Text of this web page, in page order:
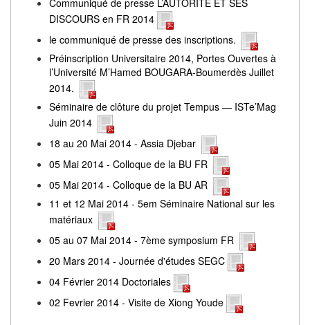
Communiqué de presse L’AUTORITE ET SES
DISCOURS en FR 2014
le communiqué de presse des inscriptions.
Préinscription Universitaire 2014, Portes Ouvertes à
l’Université M’Hamed BOUGARA-Boumerdès Juillet
2014.
Séminaire de clôture du projet Tempus — ISTe’Mag
Juin 2014
18 au 20 Mai 2014 - Assia Djebar
05 Mai 2014 - Colloque de la BU FR
05 Mai 2014 - Colloque de la BU AR
11 et 12 Mai 2014 - 5em Séminaire National sur les
matériaux
05 au 07 Mai 2014 - 7ème symposium FR
20 Mars 2014 - Journée d'études SEGC
04 Février 2014 Doctoriales
02 Fevrier 2014 - Visite de Xiong Youde